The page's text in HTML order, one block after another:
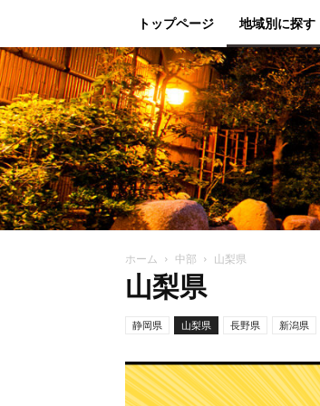
トップページ 地域別に探す
ホーム 中部 山梨県
山梨県
静岡県 山梨県 長野県 新潟県